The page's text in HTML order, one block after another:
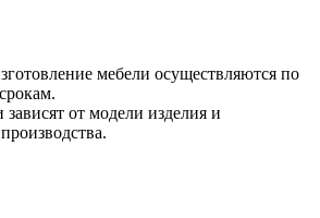
мебели осуществляются по
от модели изделия и